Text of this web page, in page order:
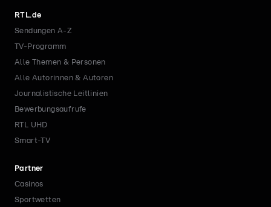
RTL.de
Sendungen A-Z
TV-Programm
Alle Themen & Personen
Alle Autorinnen & Autoren
Journalistische Leitlinien
Bewerbungsaufrufe
RTL UHD
Smart-TV
Partner
Casinos
Sportwetten